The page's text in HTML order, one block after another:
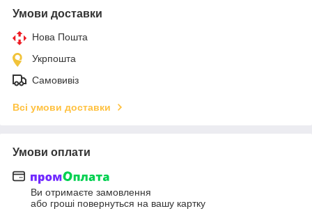
Умови доставки
Нова Пошта
Укрпошта
Самовивіз
Всі умови доставки
Умови оплати
Ви отримаєте замовлення
або гроші повернуться на вашу картку